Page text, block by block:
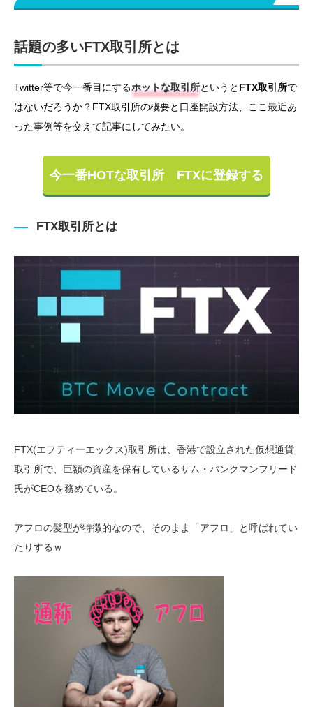
話題の多いFTX取引所とは
Twitter等で今一番目にするホットな取引所というと FTX取引所で
はないだろうか？FTX取引所の概要と口座開設方法、ここ最近あ
った事例等を交えて記事にしてみたい。
今一番HOTな取引所 FTXに登録する
FTX取引所とは
FTX(エフティーエックス)取引所は、香港で設立された仮想通貨
取引所で、巨額の資産を保有しているサム・バンクマンフリード
氏がCEOを務めている。
アフロの髪型が特徴的なので、そのまま「アフロ」と呼ばれてい
たりするｗ